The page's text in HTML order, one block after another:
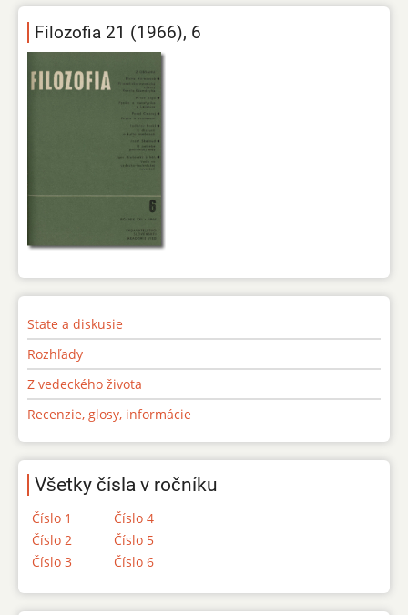
Filozofia 21 (1966), 6
State a diskusie
Rozhľady
Z vedeckého života
Recenzie, glosy, informácie
Všetky čísla v ročníku
Číslo 1
Číslo 2
Číslo 3
Číslo 4
Číslo 5
Číslo 6